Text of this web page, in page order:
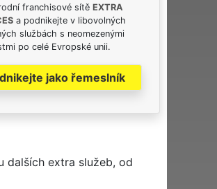
franchisové sítě EXTRA
a podnikejte v libovolných
službách s neomezenými
po celé Evropské unii.
jako řemeslník
dalších extra služeb, od